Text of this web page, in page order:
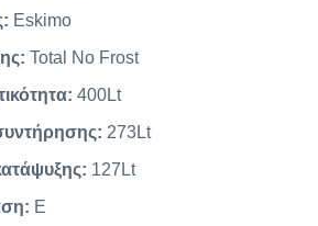
Eskimo
Total No Frost
400Lt
273Lt
127Lt
E